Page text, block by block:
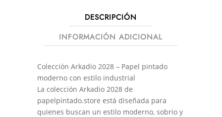
DESCRIPCIÓN
INFORMACIÓN ADICIONAL
Colección Arkadio 2028 – Papel pintado
moderno con estilo industrial
La colección Arkadio 2028 de
papelpintado.store está diseñada para
quienes buscan un estilo moderno, sobrio y